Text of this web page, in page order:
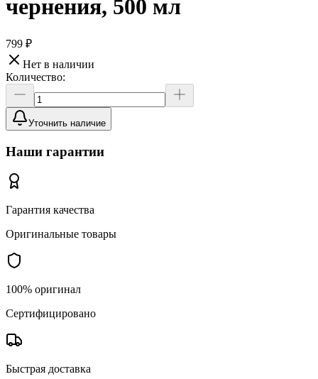
чернения, 500 мл
799 ₽
Нет в наличии
Количество:
Уточнить наличие
Наши гарантии
Гарантия качества
Оригинальные товары
100% оригинал
Сертифицировано
Быстрая доставка